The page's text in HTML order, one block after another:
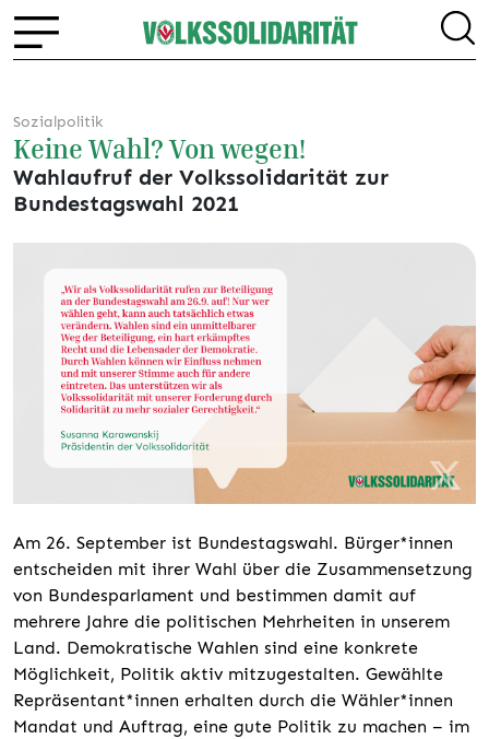
Sozialpolitik
Keine Wahl? Von wegen!
Wahlaufruf der Volkssolidarität zur
Bundestagswahl 2021
Am 26. September ist Bundestagswahl. Bürger*innen
entscheiden mit ihrer Wahl über die Zusammensetzung
von Bundesparlament und bestimmen damit auf
mehrere Jahre die politischen Mehrheiten in unserem
Land. Demokratische Wahlen sind eine konkrete
Möglichkeit, Politik aktiv mitzugestalten. Gewählte
Repräsentant*innen erhalten durch die Wähler*innen
Mandat und Auftrag, eine gute Politik zu machen – im